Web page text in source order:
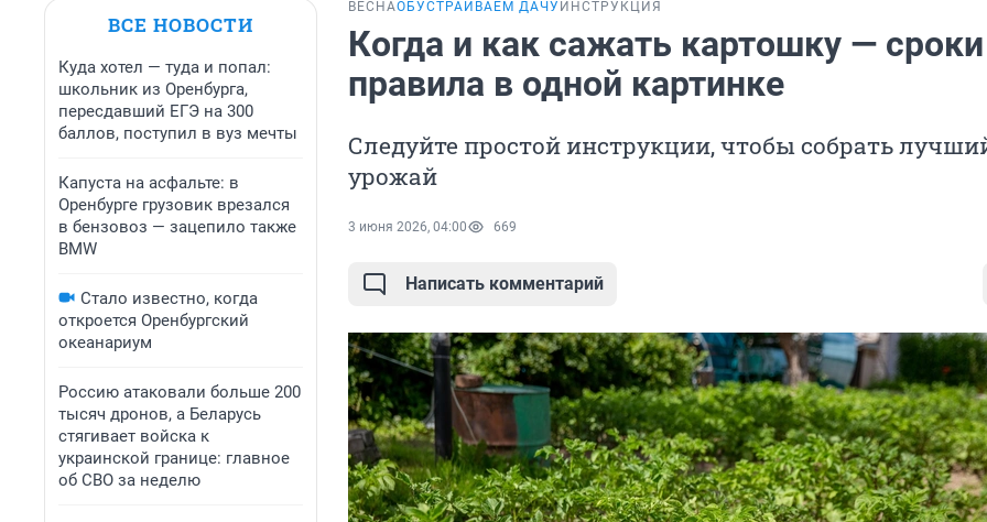
ВСЕ НОВОСТИ
Куда хотел — туда и попал:
школьник из Оренбурга,
пересдавший ЕГЭ на 300
баллов, поступил в вуз мечты
Капуста на асфальте: в
Оренбурге грузовик врезался
в бензовоз — зацепило также
BMW
Стало известно, когда
откроется Оренбургский
океанариум
Россию атаковали больше 200
тысяч дронов, а Беларусь
стягивает войска к
украинской границе: главное
об СВО за неделю
ВЕСНАОБУСТРАИВАЕМ ДАЧУ ИНСТРУКЦИЯ
Когда и как сажать картошку —
правила в одной картинке
Следуйте простой инструкции, чтобы собрать
урожай
3 июня 2026, 04:00 669
Написать комментарий